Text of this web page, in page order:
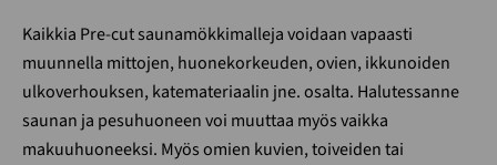
Kaikkia Pre-cut saunamökkimalleja voidaan vapaasti
muunnella mittojen, huonekorkeuden, ovien, ikkunoiden
ulkoverhouksen, katemateriaalin jne. osalta. Halutessanne
saunan ja pesuhuoneen voi muuttaa myös vaikka
makuuhuoneeksi. Myös omien kuvien, toiveiden tai